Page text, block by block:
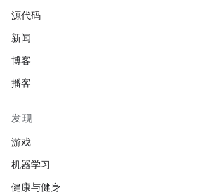
源代码
新闻
博客
播客
发现
游戏
机器学习
健康与健身